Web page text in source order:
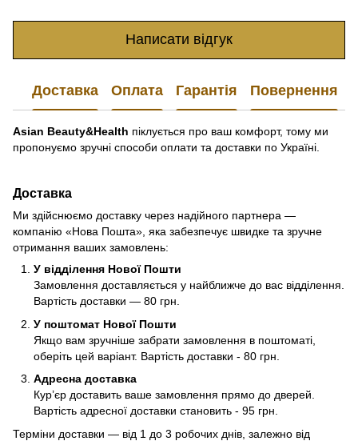
Написати відгук
Доставка Оплата Гарантія Повернення
Asian Beauty&Health піклується про ваш комфорт, тому ми
пропонуємо зручні способи оплати та доставки по Україні.
Доставка
Ми здійснюємо доставку через надійного партнера —
компанію «Нова Пошта», яка забезпечує швидке та зручне
отримання ваших замовлень:
У відділення Нової Пошти
Замовлення доставляється у найближче до вас відділення.
Вартість доставки — 80 грн.
У поштомат Нової Пошти
Якщо вам зручніше забрати замовлення в поштоматі,
оберіть цей варіант. Вартість доставки - 80 грн.
Адресна доставка
Кур’єр доставить ваше замовлення прямо до дверей.
Вартість адресної доставки становить - 95 грн.
Терміни доставки — від 1 до 3 робочих днів, залежно від